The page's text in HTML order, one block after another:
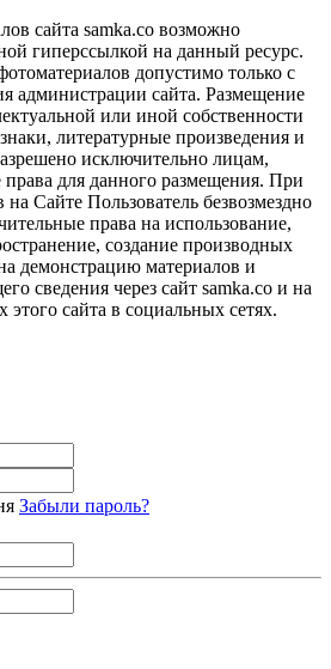
сайта samka.co возможно
гиперссылкой на данный ресурс.
допустимо только с
администрации сайта. Размещение
или иной собственности
литературные произведения и
исключительно лицам,
для данного размещения. При
Сайте Пользователь безвозмездно
права на использование,
создание производных
демонстрацию материалов и
сведения через сайт samka.co и на
сайта в социальных сетях.
Забыли пароль?